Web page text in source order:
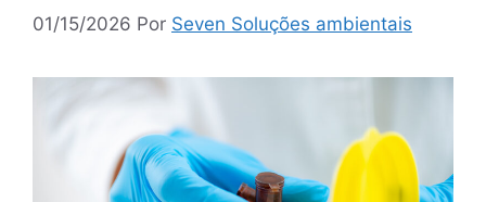
01/15/2026 Por Seven Soluções ambientais